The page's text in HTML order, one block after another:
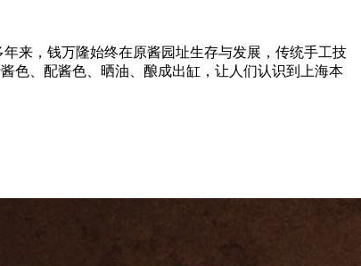
来，钱万隆始终在原酱园址生存与发展，传统手工技
色、配酱色、晒油、酿成出缸，让人们认识到上海本